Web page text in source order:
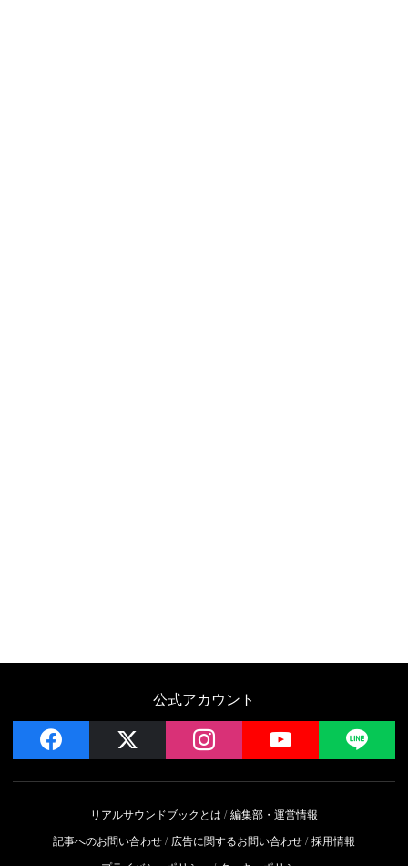
公式アカウント
facebook instagram YouTube
リアルサウンドブックとは
編集部・運営情報
記事へのお問い合わせ
広告に関するお問い合わせ 採用情報